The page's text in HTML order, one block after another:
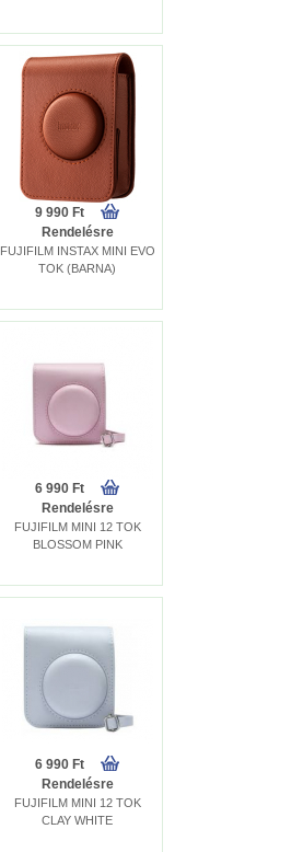
9 990 Ft
Rendelésre
FUJIFILM INSTAX MINI EVO
TOK (BARNA)
6 990 Ft
Rendelésre
FUJIFILM MINI 12 TOK
BLOSSOM PINK
6 990 Ft
Rendelésre
FUJIFILM MINI 12 TOK
CLAY WHITE